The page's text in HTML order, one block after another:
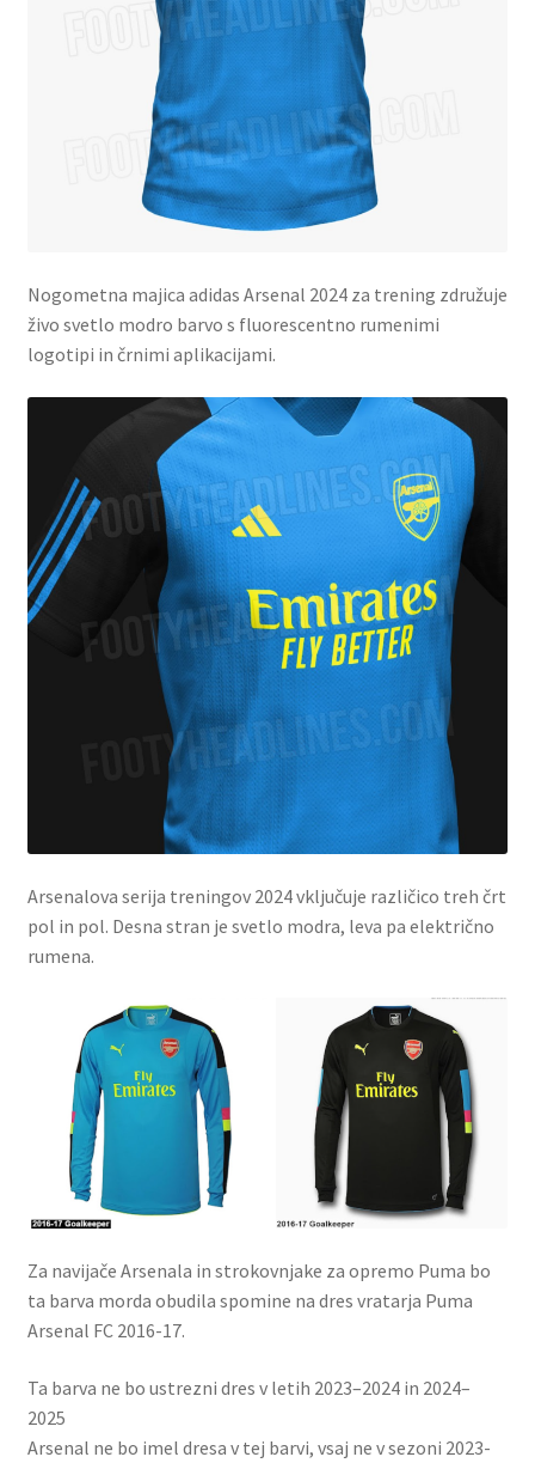
Nogometna majica adidas Arsenal 2024 za trening združuje
živo svetlo modro barvo s fluorescentno rumenimi
logotipi in črnimi aplikacijami.
Arsenalova serija treningov 2024 vključuje različico treh črt
pol in pol. Desna stran je svetlo modra, leva pa električno
rumena.
Za navijače Arsenala in strokovnjake za opremo Puma bo
ta barva morda obudila spomine na dres vratarja Puma
Arsenal FC 2016-17.
Ta barva ne bo ustrezni dres v letih 2023–2024 in 2024–
2025
Arsenal ne bo imel dresa v tej barvi, vsaj ne v sezoni 2023-